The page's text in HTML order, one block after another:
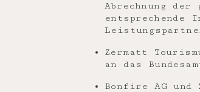
Abrechnung der
entsprechende
Zermatt
an das
Bonfire AG und